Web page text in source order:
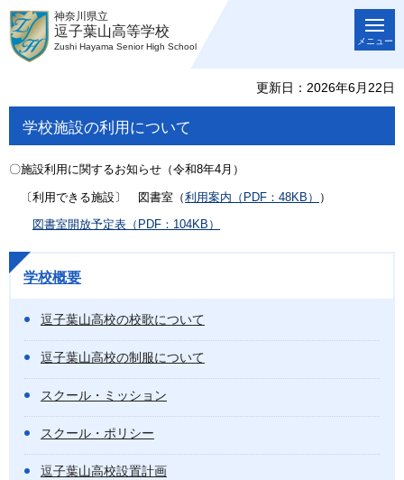
神奈川県立
逗子葉山高等学校
Zushi Hayama Senior High School
メニュー
更新日：2026年6月22日
学校施設の利用について
〇施設利用に関するお知らせ（令和8年4月）
〔利用できる施設〕 図書室（利用案内（PDF：48KB） ）
図書室開放予定表（PDF：104KB）
学校概要
逗子葉山高校の校歌について
逗子葉山高校の制服について
スクール・ミッション
スクール・ポリシー
逗子葉山高校設置計画